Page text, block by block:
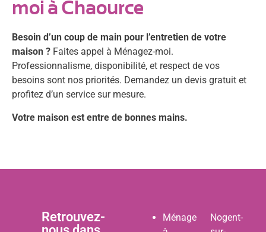
moi à Chaource
Besoin d’un coup de main pour l’entretien de votre
maison ? Faites appel à Ménagez-moi.
Professionnalisme, disponibilité, et respect de vos
besoins sont nos priorités. Demandez un devis gratuit et
profitez d’un service sur mesure.
Votre maison est entre de bonnes mains.
Retrouvez-
Ménage
Nogent-